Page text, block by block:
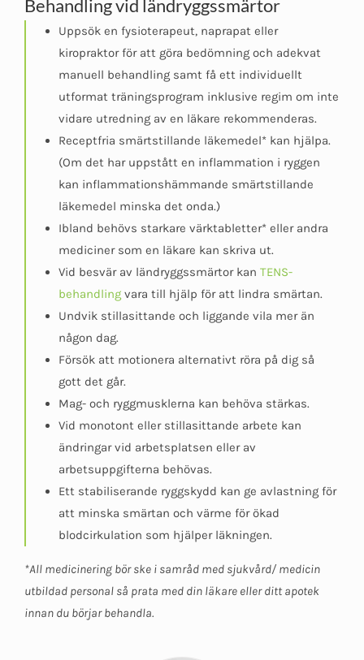
Behandling vid ländryggssmärtor
Uppsök en fysioterapeut, naprapat eller
kiropraktor för att göra bedömning och adekvat
manuell behandling samt få ett individuellt
utformat träningsprogram inklusive regim om inte
vidare utredning av en läkare rekommenderas.
Receptfria smärtstillande läkemedel* kan hjälpa.
(Om det har uppstått en inflammation i ryggen
kan inflammationshämmande smärtstillande
läkemedel minska det onda.)
Ibland behövs starkare värktabletter* eller andra
mediciner som en läkare kan skriva ut.
Vid besvär av ländryggssmärtor kan TENS-
behandlingvara till hjälp för att lindra smärtan.
Undvik stillasittande och liggande vila mer än
någon dag.
Försök att motionera alternativt röra på dig så
gott det går.
Mag- och ryggmusklerna kan behöva stärkas.
Vid monotont eller stillasittande arbete kan
ändringar vid arbetsplatsen eller av
arbetsuppgifterna behövas.
Ett stabiliserande ryggskydd kan ge avlastning för
att minska smärtan och värme för ökad
blodcirkulation som hjälper läkningen.
*All medicinering bör ske i samråd med sjukvård/ medicin
utbildad personal så prata med din läkare eller ditt apotek
innan du börjar behandla.